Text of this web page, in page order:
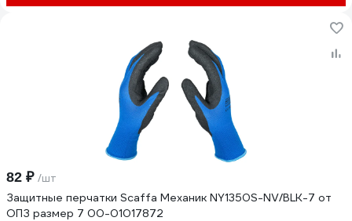
82 ₽ /шт
Защитные перчатки Scaffa Механик NY1350S-NV/BLK-7 от
ОПЗ размер 7 00-01017872